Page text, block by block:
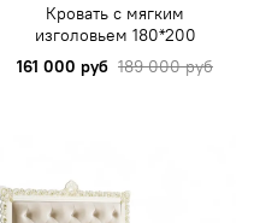
Кровать с мягким
изголовьем 180*200
161 000 руб 189 000 руб